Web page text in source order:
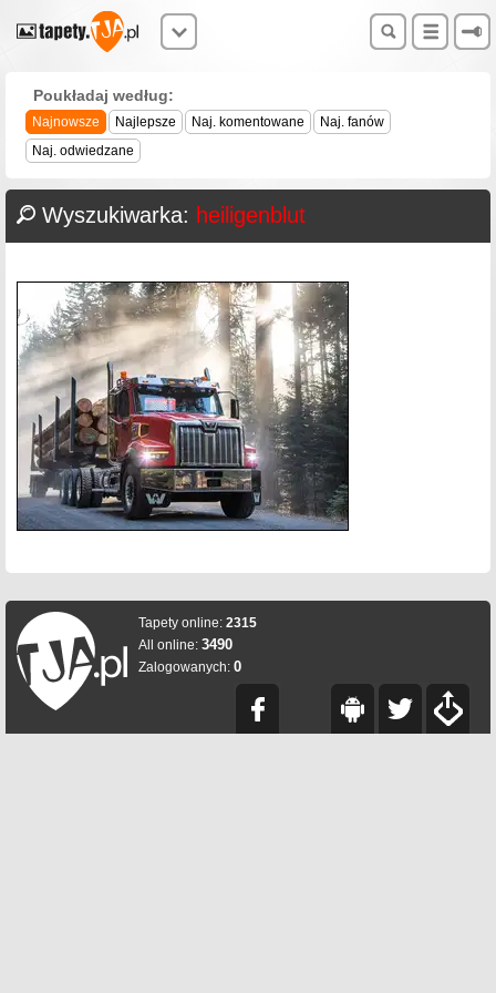
Poukładaj według:
Najnowsze Najlepsze Naj. komentowane
Naj. fanów
Naj. odwiedzane
Wyszukiwarka: heiligenblut
Tapety online: 2315
All online: 3490
Zalogowanych: 0